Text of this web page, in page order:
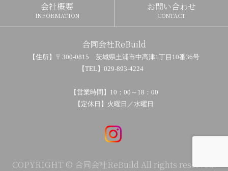
会社概要
INFORMATION
お問い合わせ
CONTACT
合同会社ReBuild
【住所】〒300-0815 茨城県土浦市中高津1丁目10番36号
【TEL】029-893-4224
【営業時間】10：00～18：00
【定休日】火曜日／水曜日
COPYRIGHT © 合同会社ReBuild All rights reserved.